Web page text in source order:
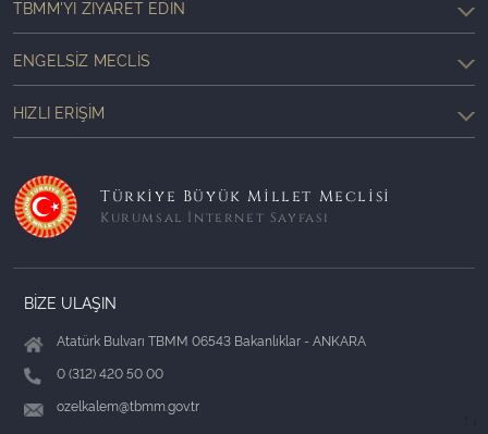
TBMM'YI ZIYARET EDIN
ENGELSIZ MECLIS
HIZLI ERIŞIM
Türkiye Büyük Millet Meclisi
Kurumsal İnternet Sayfası
BİZE ULAŞIN
Atatürk Bulvarı TBMM 06543 Bakanlıklar - ANKARA
0 (312) 420 50 00
ozelkalem@tbmm.gov.tr